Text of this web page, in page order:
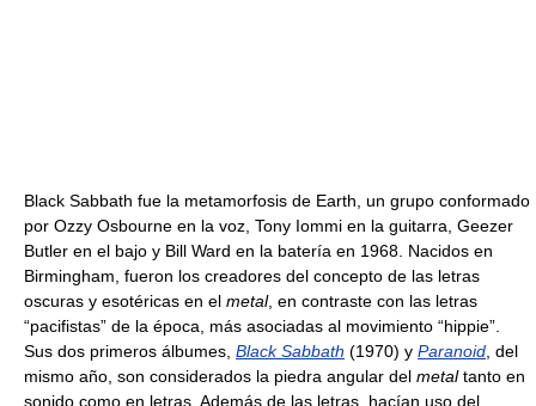
Black Sabbath fue la metamorfosis de Earth, un grupo conformado
por Ozzy Osbourne en la voz, Tony Iommi en la guitarra, Geezer
Butler en el bajo y Bill Ward en la batería en 1968. Nacidos en
Birmingham, fueron los creadores del concepto de las letras
oscuras y esotéricas en el metal, en contraste con las letras
“pacifistas” de la época, más asociadas al movimiento “hippie”.
Sus dos primeros álbumes, Black Sabbath (1970) y Paranoid , del
mismo año, son considerados la piedra angular del metaltanto en
sonido como en letras. Además de las letras, hacían uso del